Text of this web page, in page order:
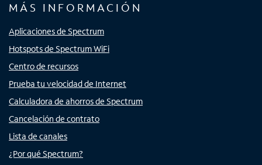
MÁS INFORMACIÓN
Aplicaciones de Spectrum
Hotspots de Spectrum WiFi
Centro de recursos
Prueba tu velocidad de Internet
Calculadora de ahorros de Spectrum
Cancelación de contrato
Lista de canales
¿Por qué Spectrum?